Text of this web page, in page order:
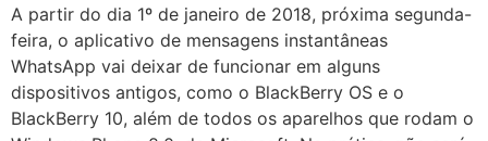
A partir do dia 1º de janeiro de 2018, próxima segunda-
feira, o aplicativo de mensagens instantâneas
WhatsApp vai deixar de funcionar em alguns
dispositivos antigos, como o BlackBerry OS e o
BlackBerry 10, além de todos os aparelhos que rodam o